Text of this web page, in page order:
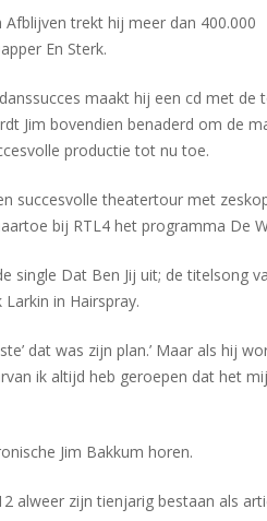
trekt hij meer dan 400.000
En Sterk.
maakt hij een cd met de
Jim bovendien benaderd om de
productie tot nu toe.
theatertour met
bij RTL4 het programma De
Dat Ben Jij uit; de titelsong
in Hairspray.
dat was zijn plan.’ Maar als hij
ik altijd heb geroepen dat het
Jim Bakkum horen.
alweer zijn tienjarig bestaan als